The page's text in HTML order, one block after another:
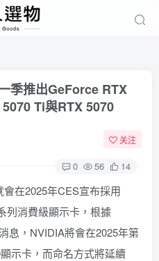
季推出GeForce RTX
Ti與RTX 5070
关注
0 56 14
在2025年CES宣布採用
列消費級顯示卡，根據
息，NVIDIA將會在2025年第
示卡，而命名方式將延續